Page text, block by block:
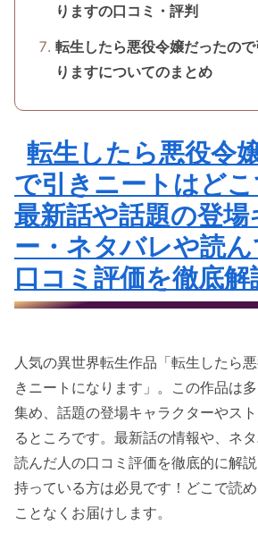
りますの口コミ・評判
転生したら悪役令嬢だったの
りますについてのまとめ
転生したら悪役令
で引きニートはど
最新話や話題の登場
ー・ネタバレや読
口コミ評価を徹底解
人気の異世界転生作品「転生したら
きニートになります」。この作品は
集め、話題の登場キャラクターやス
るところです。最新話の情報や、ネ
読んだ人の口コミ評価を徹底的に解
持っている方は必見です！どこで読
ことなくお届けします。